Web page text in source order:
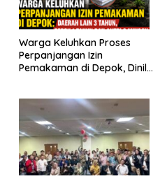
Warga Keluhkan Proses
Perpanjangan Izin
Pemakaman di Depok, Dinilai